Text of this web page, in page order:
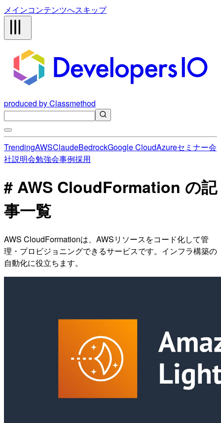
メインコンテンツへスキップ
produced by Classmethod
TrendingAWSClaudeBedrockGoogle CloudAzureセミナー会
社説明会勉強会事例採用
# AWS CloudFormation の記
事一覧
AWS CloudFormationは、AWSリソースをコード化して管
理・プロビジョニングできるサービスです。インフラ構築の
自動化に役立ちます。